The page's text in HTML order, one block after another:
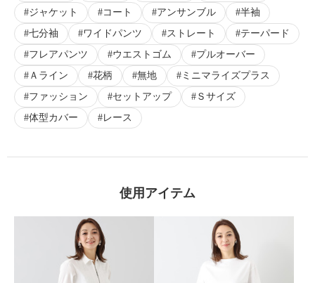
ジャケット コート アンサンブル
半袖
七分袖
ワイドパンツ ストレート
テーパード
フレアパンツ
ウエストゴム
プルオーバー
Ａライン
花柄 無地
ミニマライズプラス
ファッション
セットアップ
Ｓサイズ
体型カバー
レース
使用アイテム